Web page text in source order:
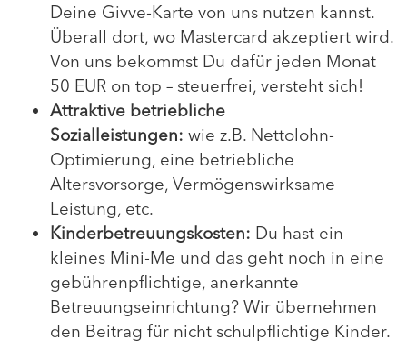
Deine Givve-Karte von uns nutzen kannst.
Überall dort, wo Mastercard akzeptiert wird.
Von uns bekommst Du dafür jeden Monat
50 EUR on top – steuerfrei, versteht sich!
Attraktive betriebliche
Sozialleistungen: wie z.B. Nettolohn-
Optimierung, eine betriebliche
Altersvorsorge, Vermögenswirksame
Leistung, etc.
Kinderbetreuungskosten: Du hast ein
kleines Mini-Me und das geht noch in eine
gebührenpflichtige, anerkannte
Betreuungseinrichtung? Wir übernehmen
den Beitrag für nicht schulpflichtige Kinder.